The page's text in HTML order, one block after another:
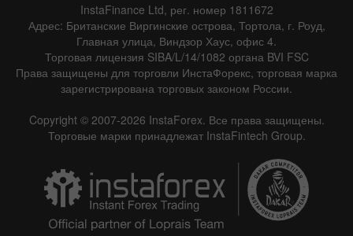
InstaFinance Ltd, рег. номер 1811672
Адрес: Британские Виргинские острова, Тортола, г. Роуд,
Главная улица, Виндзор Хаус, офис 4.
Торговая лицензия SIBA/L/14/1082 органа BVI FSC
Права защищены для торговли ИнстаФорекс, торговая марка
зарегистрирована торговых законом России.
Copyright © 2007-2026 InstaForex. Все права защищены.
Торговые марки принадлежат InstaFintech Group.